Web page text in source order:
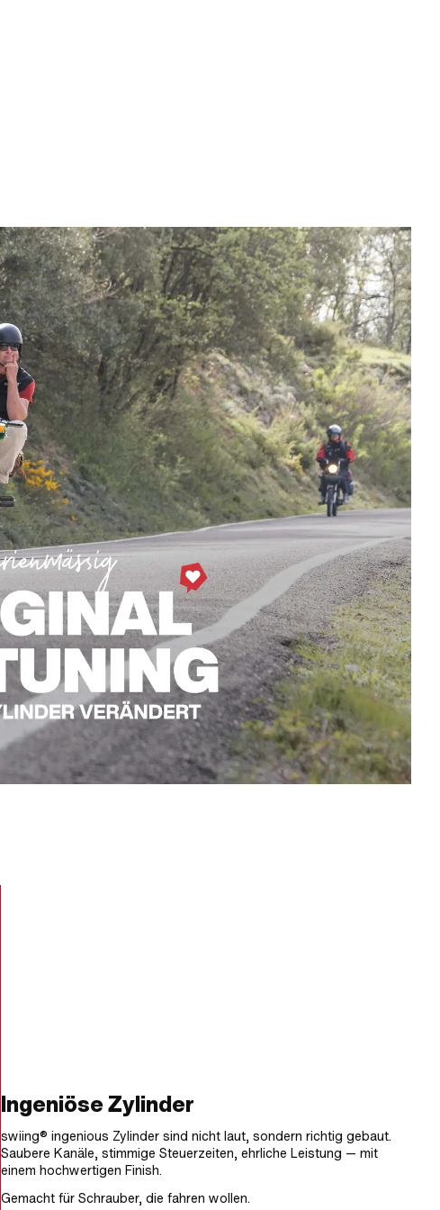
Ingeniöse Zylinder
swiing® ingenious Zylinder sind nicht laut, sondern richtig gebaut.
Saubere Kanäle, stimmige Steuerzeiten, ehrliche Leistung — mit
einem hochwertigen Finish.
Gemacht für Schrauber, die fahren wollen.